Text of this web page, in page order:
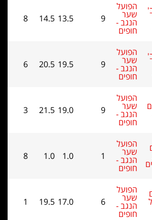
-
9
14.5
8
-
9
20.5
6
הפועל
-
9
21.5
3
-
1
1.0
8
-
6
19.5
1